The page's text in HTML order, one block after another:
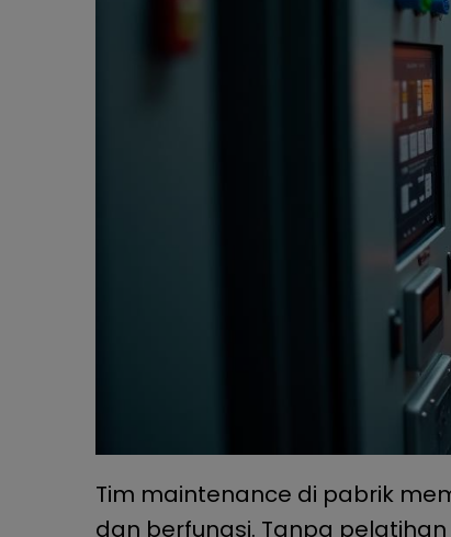
Tim maintenance di pabrik
dan berfungsi. Tanpa